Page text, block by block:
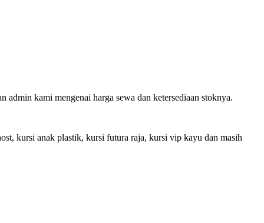
admin kami mengenai harga sewa dan ketersediaan stoknya.
kursi anak plastik, kursi futura raja, kursi vip kayu dan masih